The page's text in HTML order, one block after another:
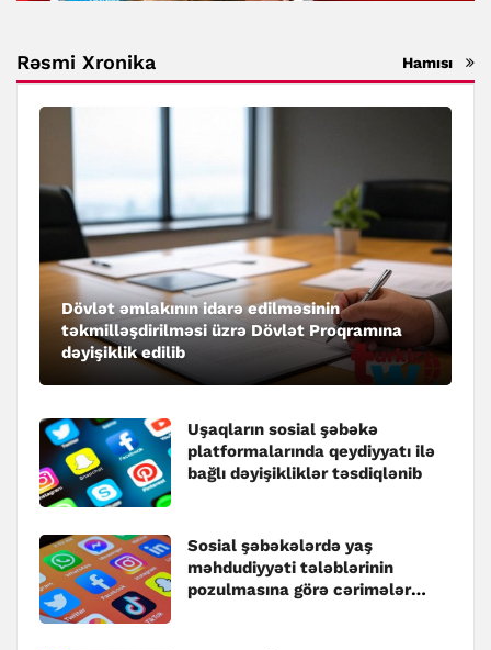
Rəsmi Xronika Hamısı
Dövlət əmlakının idarə edilməsinin
təkmilləşdirilməsi üzrə Dövlət Proqramına
dəyişiklik edilib
Uşaqların sosial şəbəkə
platformalarında qeydiyyatı ilə
bağlı dəyişikliklər təsdiqlənib
Sosial şəbəkələrdə yaş
məhdudiyyəti tələblərinin
pozulmasına görə cərimələr